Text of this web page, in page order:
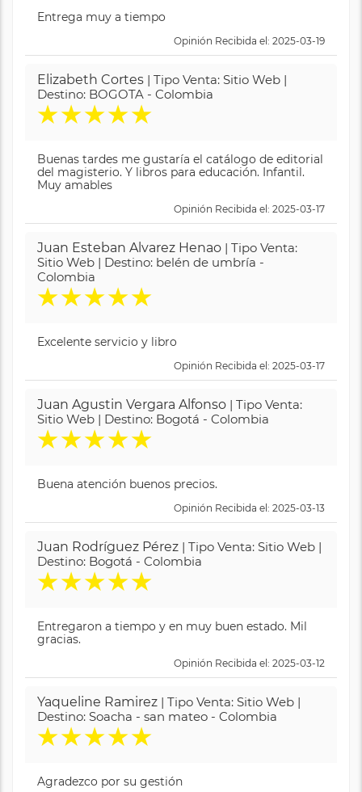
Entrega muy a tiempo
Opinión Recibida el: 2025-03-19
Elizabeth Cortes | Tipo Venta: Sitio Web |
Destino: BOGOTA - Colombia
★★★★★
Buenas tardes me gustaría el catálogo de editorial
del magisterio. Y libros para educación. Infantil.
Muy amables
Opinión Recibida el: 2025-03-17
Juan Esteban Alvarez Henao | Tipo Venta:
Sitio Web | Destino: belén de umbría -
Colombia
★★★★★
Excelente servicio y libro
Opinión Recibida el: 2025-03-17
Juan Agustin Vergara Alfonso | Tipo Venta:
Sitio Web | Destino: Bogotá - Colombia
★★★★★
Buena atención buenos precios.
Opinión Recibida el: 2025-03-13
Juan Rodríguez Pérez | Tipo Venta: Sitio Web |
Destino: Bogotá - Colombia
★★★★★
Entregaron a tiempo y en muy buen estado. Mil
gracias.
Opinión Recibida el: 2025-03-12
Yaqueline Ramirez | Tipo Venta: Sitio Web |
Destino: Soacha - san mateo - Colombia
★★★★★
Agradezco por su gestión